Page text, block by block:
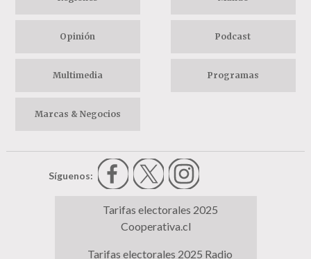
Opinión Podcast
Multimedia Programas
Marcas & Negocios
Síguenos:
Tarifas electorales 2025
Cooperativa.cl
Tarifas electorales 2025 Radio